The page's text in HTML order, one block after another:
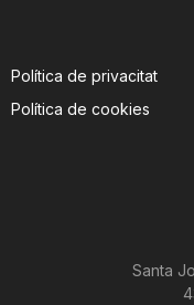
Política de privacitat
Política de cookies
Santa